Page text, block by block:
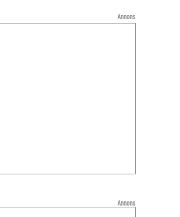
Annons
Annons